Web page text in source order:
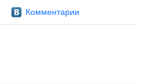
Комментарии